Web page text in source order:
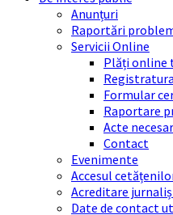
Anunțuri
Raportări
Servicii Online
Plăți online
Registratura
Formular
Raportare
Acte
Contact
Evenimente
Accesul
Acreditare
Date de contact